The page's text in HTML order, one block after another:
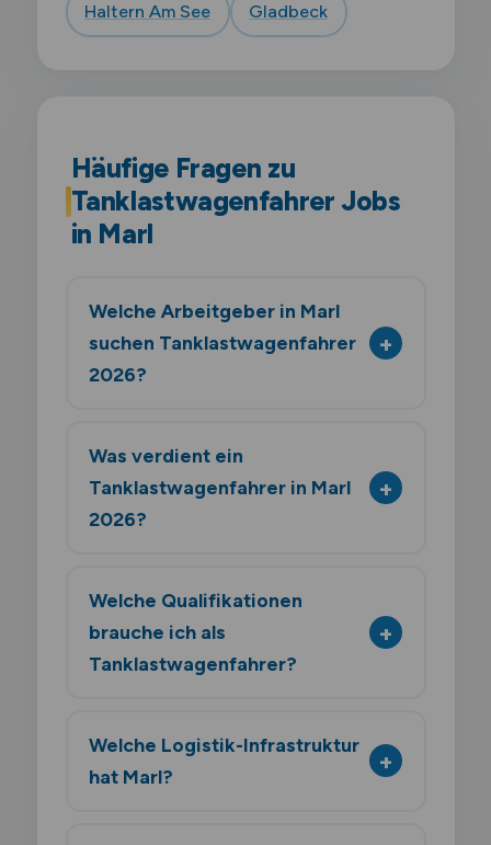
Haltern Am See Gladbeck
Häufige Fragen zu
Tanklastwagenfahrer Jobs
in Marl
Welche Arbeitgeber in Marl
suchen Tanklastwagenfahrer
2026?
Was verdient ein
Tanklastwagenfahrer in Marl
2026?
Welche Qualifikationen
brauche ich als
Tanklastwagenfahrer?
Welche Logistik-Infrastruktur
hat Marl?